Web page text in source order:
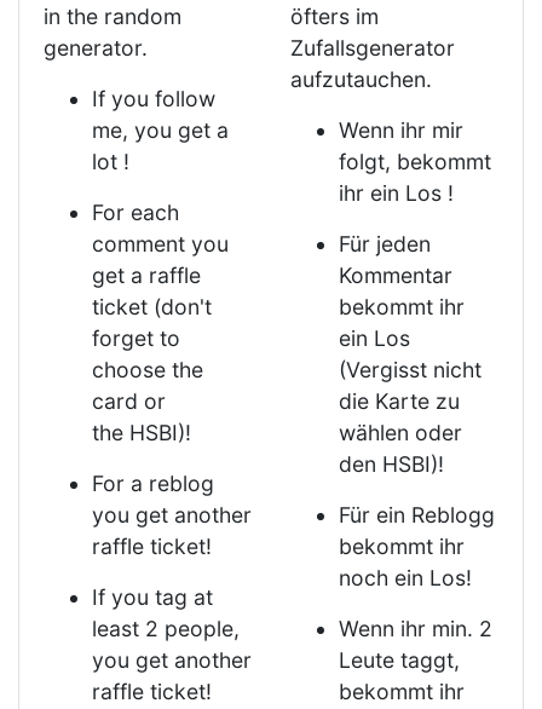
in the random
generator.
If you follow
me, you get a
lot !
For each
comment you
get a raffle
ticket (don't
forget to
choose the
card or
the HSBI)!
For a reblog
you get another
raffle ticket!
If you tag at
least 2 people,
you get another
raffle ticket!
öfters im
Zufallsgenerator
aufzutauchen.
Wenn ihr mir
folgt, bekommt
ihr ein Los !
Für jeden
Kommentar
bekommt ihr
ein Los
(Vergisst nicht
die Karte zu
wählen oder
den HSBI)!
Für ein Reblogg
bekommt ihr
noch ein Los!
Wenn ihr min. 2
Leute taggt,
bekommt ihr